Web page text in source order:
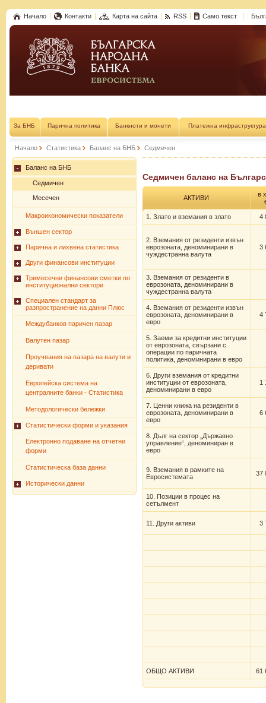
Начало Контакти Карта на сайта RSS Само текст
За БНБ Парична политика Банкноти и монети Платежна инфраструктура
Начало Статистика Баланс на БНБ Седмичен
Баланс на БНБ
Седмичен
Месечен
Макроикономически показатели
Външен сектор
Парична и лихвена статистика
Други финансови институции
Тримесечни финансови сметки по
институционални сектори
Специален стандарт за
разпространение на данни Плюс
Междубанков паричен пазар
Валутен пазар
Проучвания на пазара на валути и
деривати
Европейска система на
централните банки - Статистика
Методологически бележки
Статистически форми и указания
Електронно подаване на отчетни
форми
Статистическа база данни
Исторически данни
Седмичен баланс на
АКТИВИ
в
1. Злато и вземания в злато 4
2. Вземания от резиденти извън
еврозоната, деноминирани в
чуждестранна валута
3
3. Вземания от резиденти в
еврозоната, деноминирани в
чуждестранна валута
4. Вземания от резиденти извън
еврозоната, деноминирани в
евро
4
5. Заеми за кредитни институции
от еврозоната, свързани с
операции по паричната
политика, деноминирани в евро
6. Други вземания от кредитни
институции от еврозоната,
деноминирани в евро
1
7. Ценни книжа на резиденти в
еврозоната, деноминирани в
евро
6
8. Дълг на сектор „Държавно
управление“, деноминиран в
евро
9. Вземания в рамките на
Евросистемата
37
10. Позиции в процес на
сетълмент
11. Други активи 3
ОБЩО АКТИВИ 61